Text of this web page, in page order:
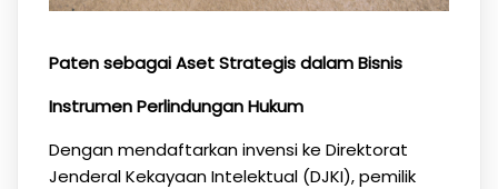
Paten sebagai Aset Strategis dalam Bisnis
Instrumen Perlindungan Hukum
Dengan mendaftarkan invensi ke Direktorat
Jenderal Kekayaan Intelektual (DJKI), pemilik